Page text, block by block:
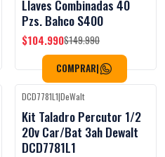
Llaves Combinadas 40
Pzs. Bahco S400
$104.990$149.990
COMPRAR|
-35%OFF
DCD7781L1|DeWalt
Kit Taladro Percutor 1/2
20v Car/Bat 3ah Dewalt
DCD7781L1